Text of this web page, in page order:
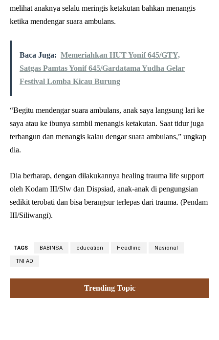
melihat anaknya selalu meringis ketakutan bahkan menangis
ketika mendengar suara ambulans.
Baca Juga: Memeriahkan HUT Yonif 645/GTY,
Satgas Pamtas Yonif 645/Gardatama Yudha Gelar
Festival Lomba Kicau Burung
“Begitu mendengar suara ambulans, anak saya langsung lari ke
saya atau ke ibunya sambil menangis ketakutan. Saat tidur juga
terbangun dan menangis kalau dengar suara ambulans,” ungkap
dia.
Dia berharap, dengan dilakukannya healing trauma life support
oleh Kodam III/Slw dan Dispsiad, anak-anak di pengungsian
sedikit terobati dan bisa berangsur terlepas dari trauma. (Pendam
III/Siliwangi).
TAGS BABINSA education Headline Nasional
TNI AD
Trending Topic